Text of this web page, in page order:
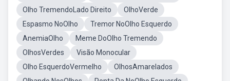
Olho TremendoLado Direito
OlhoVerde
Espasmo NoOlho
Tremor NoOlho Esquerdo
AnemiaOlho
Meme DoOlho Tremendo
OlhosVerdes
Visão Monocular
Olho EsquerdoVermelho
OlhosAmarelados